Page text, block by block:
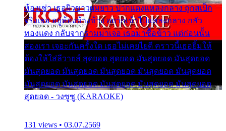
ห้องเช่า เธอผิวขาวผมยาว ปากแดงแหลงกลาง ถูกสเป็ก
จริงเธอ อยู่ห้องข้างข้าง อยากเข้าไปแหลงกลาง กลัว
ทองแดง กลับจากรามมาเจอ เธอมาซื้อข้าว แต่ก่อนนั้น
สองเรา เจอะกันครั้งใด เธอไม่เคยไยดี คราวนี้เธอยิ้มให้
ต้องให้ใส่ลีวายส์ สุดยอด สุดยอด มันสุดยอด มันสุดยอด
มันสุดยอด มันสุดยอด มันสุดยอด มันสุดยอด มันสุดยอด
มันสุดยอด มันสุดยอด มันสุดยอด มันสุดยอด มันสุดยอด
สุดยอด - วงซูซู (KARAOKE)
131 views • 03.07.2569